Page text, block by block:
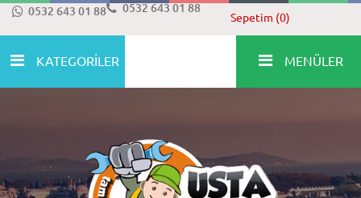
0532 643 01 88 0532 643 01 88
Sepetim (0)
KATEGORİLER MENÜLER